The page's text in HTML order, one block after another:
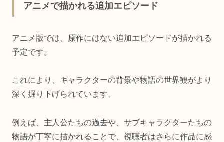
アニメで描かれる追加エピソード
アニメ版では、原作にはない追加エピソードが描かれる
予定です。
これにより、キャラクターの背景や物語の世界観がより
深く掘り下げられています。
例えば、主人公たちの過去や、サブキャラクターたちの
物語が丁寧に描かれることで、視聴者はさらに作品に感